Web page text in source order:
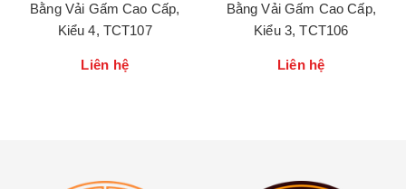
Bằng Vải Gấm Cao Cấp,
Kiểu 4, TCT107
Liên hệ
Bằng Vải Gấm Cao Cấp,
Kiểu 3, TCT106
Liên hệ